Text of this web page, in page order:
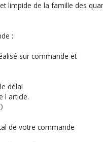
limpide de la famille des
:
sur commande et
délai
l article.
de votre commande